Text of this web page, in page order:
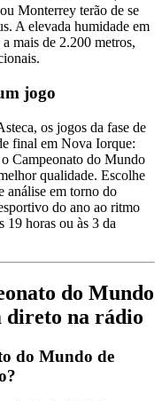
Monterrey terão de se
A elevada humidade em
mais de 2.200 metros,
jogo
os jogos da fase de
final em Nova Iorque:
Campeonato do Mundo
qualidade. Escolhe
análise em torno do
do ano ao ritmo
19 horas ou às 3 da
do Mundo
direto na rádio
do Mundo de